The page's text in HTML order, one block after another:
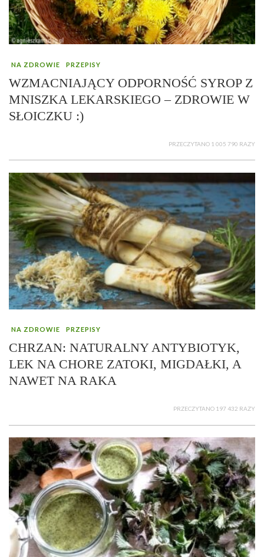
NA ZDROWIE PRZEPISY
WZMACNIAJĄCY ODPORNOŚĆ SYROP Z
MNISZKA LEKARSKIEGO – ZDROWIE W
SŁOICZKU :)
PRZECZYTANO 1 005 790 RAZY
NA ZDROWIE PRZEPISY
CHRZAN: NATURALNY ANTYBIOTYK,
LEK NA CHORE ZATOKI, MIGDAŁKI, A
NAWET NA RAKA
PRZECZYTANO 197 432 RAZY